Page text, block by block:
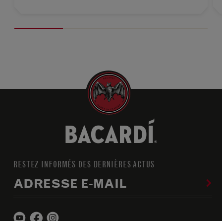
RESTEZ INFORMÉS DES DERNIÈRES ACTUS
ADRESSE E-MAIL